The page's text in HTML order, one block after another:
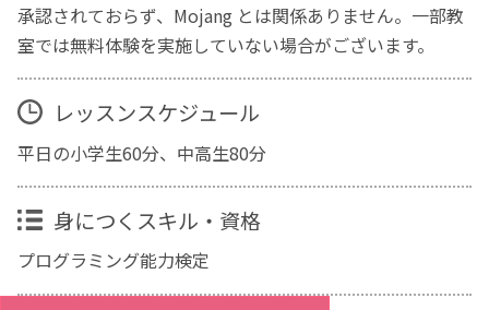
承認されておらず、Mojang とは関係ありません。一部教
室では無料体験を実施していない場合がございます。
レッスンスケジュール
平日の小学生60分、中高生80分
身につくスキル・資格
プログラミング能力検定